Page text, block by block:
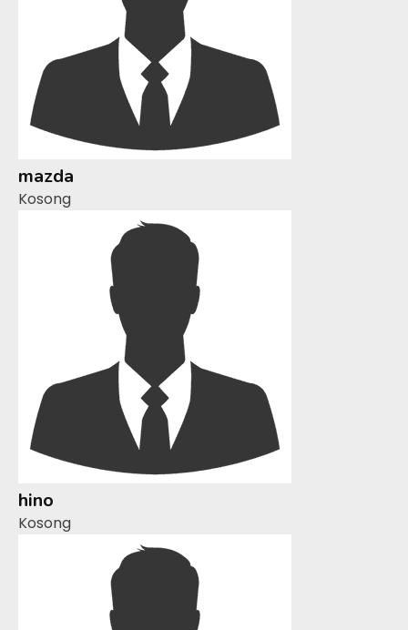
mazda
Kosong
hino
Kosong